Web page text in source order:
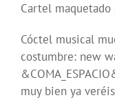
Cartel maquetado
Cóctel musical
costumbre: new
muy bien ya